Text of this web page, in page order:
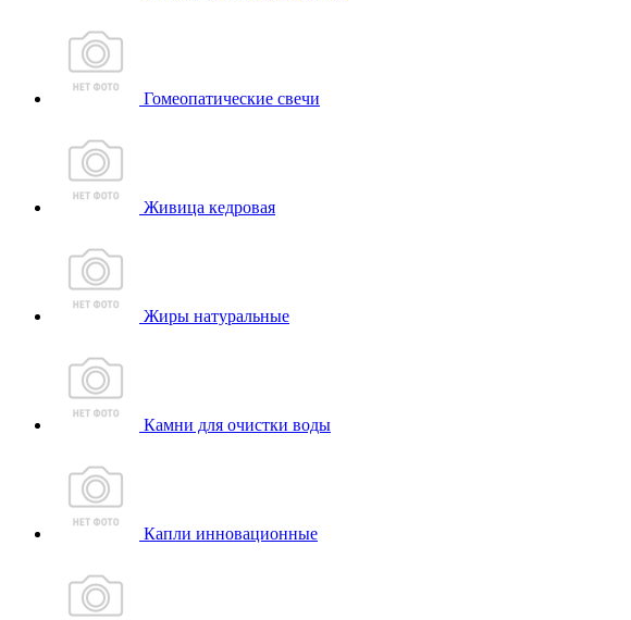
Гомеопатические свечи
Живица кедровая
Жиры натуральные
Камни для очистки воды
Капли инновационные